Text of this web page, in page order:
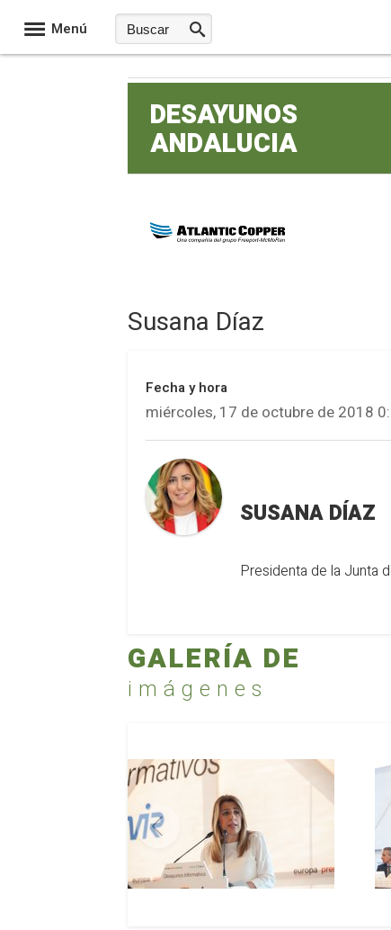
Menú
DESAYUNOS
ANDALUCIA
Susana Díaz
Fecha y hora
miércoles, 17 de octubre de 2018
SUSANA DÍAZ
Presidenta de la Junta
GALERÍA DE
imágenes